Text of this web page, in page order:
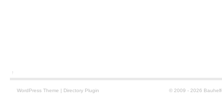
↑
© 2009 - 2026
WordPress Theme | Directory Plugin